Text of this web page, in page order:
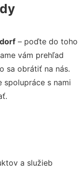
– poďte do toho
vám prehľad
sa obrátiť na nás.
spolupráce s nami
a služieb